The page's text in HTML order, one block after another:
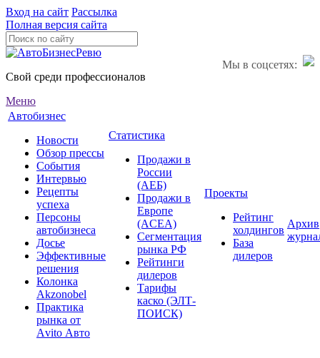
Вход на сайт Рассылка
Полная версия сайта
Мы в соцсетях:
Свой среди профессионалов
Меню
Автобизнес
Новости
Обзор прессы
События
Интервью
Рецепты
успеха
Персоны
автобизнеса
Досье
Эффективные
решения
Колонка
Akzonobel
Практика
рынка от
Аvito Авто
Статистика
Продажи в
России
(АЕБ)
Продажи в
Европе
(ACEA)
Сегментация
рынка РФ
Рейтинги
дилеров
Тарифы
каско (ЭЛТ-
ПОИСК)
Проекты
Рейтинг
холдингов
База
дилеров
Архив